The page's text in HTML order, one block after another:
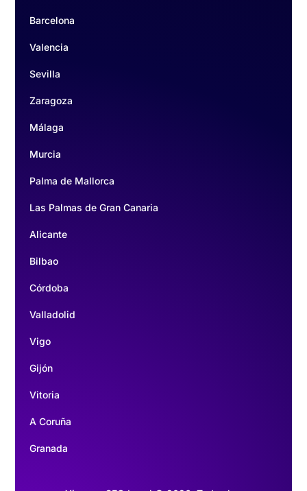
Barcelona
Valencia
Sevilla
Zaragoza
Málaga
Murcia
Palma de Mallorca
Las Palmas de Gran Canaria
Alicante
Bilbao
Córdoba
Valladolid
Vigo
Gijón
Vitoria
A Coruña
Granada